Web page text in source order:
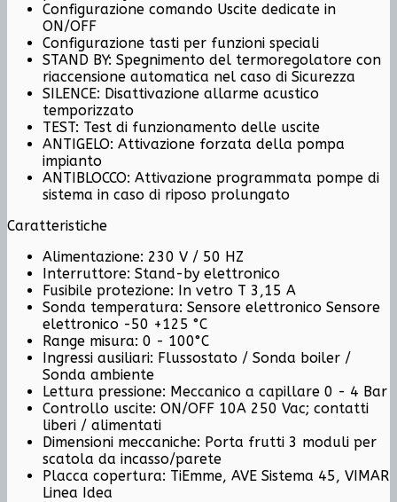
Configurazione comando Uscite dedicate in
ON/OFF
Configurazione tasti per funzioni speciali
STAND BY: Spegnimento del termoregolatore con
riaccensione automatica nel caso di Sicurezza
SILENCE: Disattivazione allarme acustico
temporizzato
TEST: Test di funzionamento delle uscite
ANTIGELO: Attivazione forzata della pompa
impianto
ANTIBLOCCO: Attivazione programmata pompe di
sistema in caso di riposo prolungato
Caratteristiche
Alimentazione: 230 V / 50 HZ
Interruttore: Stand-by elettronico
Fusibile protezione: In vetro T 3,15 A
Sonda temperatura: Sensore elettronico Sensore
elettronico -50 +125 °C
Range misura: 0 - 100°C
Ingressi ausiliari: Flussostato / Sonda boiler /
Sonda ambiente
Lettura pressione: Meccanico a capillare 0 - 4 Bar
Controllo uscite: ON/OFF 10A 250 Vac; contatti
liberi / alimentati
Dimensioni meccaniche: Porta frutti 3 moduli per
scatola da incasso/parete
Placca copertura: TiEmme, AVE Sistema 45, VIMAR
Linea Idea